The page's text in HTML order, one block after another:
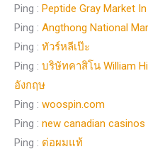
Ping : Peptide Gray Market
Ping : Angthong National
Ping : ทัวร์หลีเป๊ะ
Ping : บริษัทคาสิโน William
อังกฤษ
Ping : woospin.com
Ping : new canadian casinos
Ping : ต่อผมแท้